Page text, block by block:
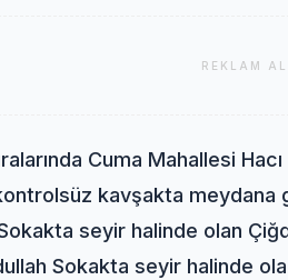
REKLAM
Cuma Mahallesi
kavşakta meydana
seyir halinde olan
Sokakta seyir halinde